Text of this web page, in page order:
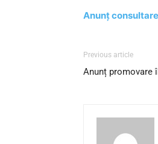
Anunț
Previous article
Anunț promovare